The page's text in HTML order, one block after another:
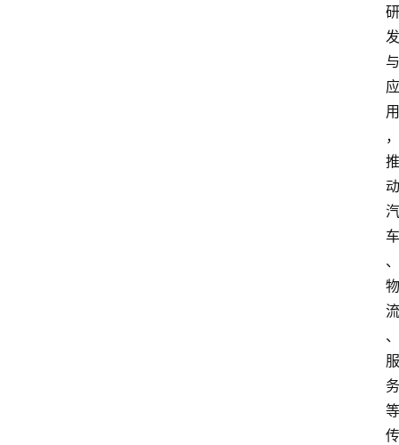
研
发
与
应
用
，
推
动
汽
车
、
物
流
、
服
务
等
传